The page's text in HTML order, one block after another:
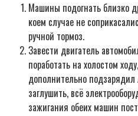
Машины подогнать близко
коем случае не
ручной тормоз.
Завести двигатель
поработать на холостом
дополнительно
заглушить, всё
зажигания обеих машин